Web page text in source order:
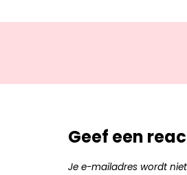
Geef een
Je e-mailadres wordt